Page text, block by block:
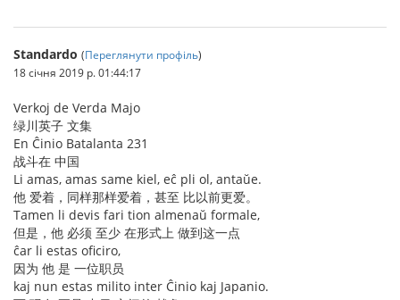
Standardo (Переглянути профіль)
18 січня 2019 р. 01:44:17
Verkoj de Verda Majo
绿川英子 文集
En Ĉinio Batalanta 231
战斗在 中国
Li amas, amas same kiel, eĉ pli ol, antaŭe.
他 爱着，同样那样爱着，甚至 比以前更爱。
Tamen li devis fari tion almenaŭ formale,
但是，他 必须 至少 在形式上 做到这一点
ĉar li estas oficiro,
因为 他 是 一位职员
kaj nun estas milito inter Ĉinio kaj Japanio.